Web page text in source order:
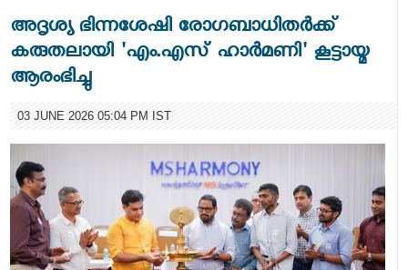
അദൃശ്യ ഭിന്നശേഷി രോഗബാധിതർക്ക്
കരുതലായി 'എം.എസ് ഹാർമണി' കൂട്ടായ്മ
ആരംഭിച്ചു
03 JUNE 2026 05:04 PM IST